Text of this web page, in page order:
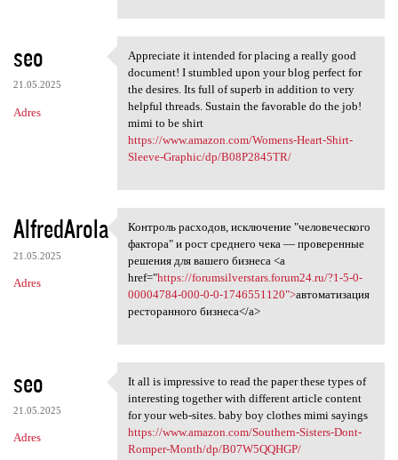
seo
21.05.2025
Adres
Appreciate it intended for
Appreciate it intended for placing a really good
document! I stumbled upon your blog perfect for
the desires. Its full of superb in addition to very
helpful threads. Sustain the favorable do the job!
mimi to be shirt
https://www.amazon.com/Womens-Heart-Shirt-
Sleeve-Graphic/dp/B08P2845TR/
AlfredArola
21.05.2025
Adres
Контроль расходов, исключение
Контроль расходов, исключение "человеческого
фактора" и рост среднего чека — проверенные
решения для вашего бизнеса <a
href="https://forumsilverstars.forum24.ru/?1-5-0-
00004784-000-0-0-1746551120">автоматизация
ресторанного бизнеса</a>
seo
21.05.2025
Adres
It all is impressive to read
It all is impressive to read the paper these types of
interesting together with different article content
for your web-sites. baby boy clothes mimi sayings
https://www.amazon.com/Southern-Sisters-Dont-
Romper-Month/dp/B07W5QQHGP/